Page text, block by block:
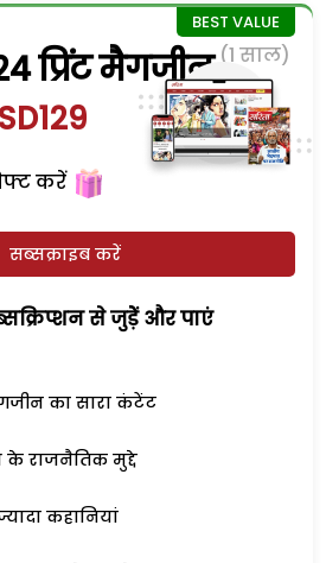
प्रिंट मैगजीन (1 साल)
करें
सब्सक्राइब करें
से जुड़ेें और पाएं
का सारा कंटेंट
के राजनैतिक मुद्दे
कहानियां